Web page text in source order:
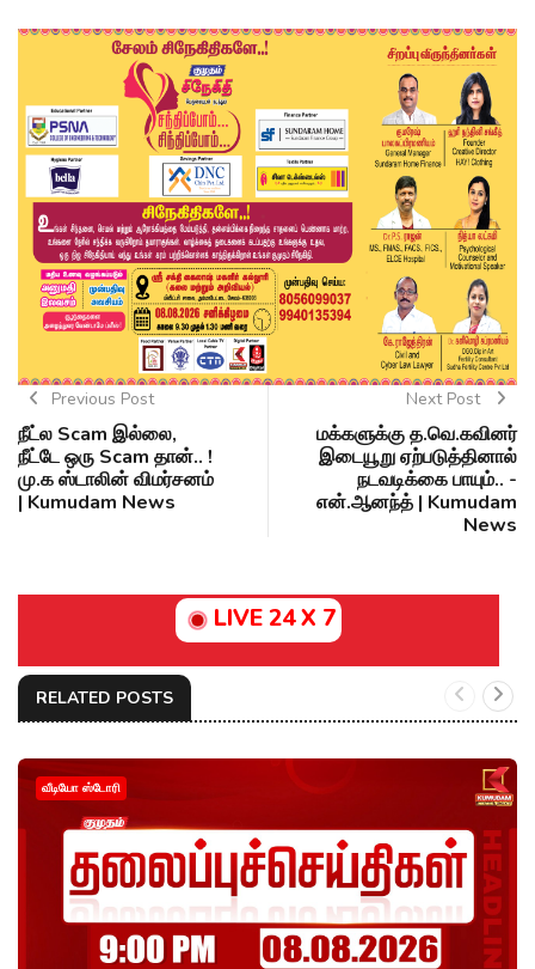
Previous Post
நீட்ல Scam இல்லை,
நீட்டே ஒரு Scam தான்.. !
மு.க ஸ்டாலின் விமர்சனம்
| Kumudam News
Next Post
மக்களுக்கு த.வெ.கவினர்
இடையூறு ஏற்படுத்தினால்
நடவடிக்கை பாயும்.. -
என்.ஆனந்த் | Kumudam
News
LIVE 24 X 7
RELATED POSTS
வீடியோ ஸ்டோரி